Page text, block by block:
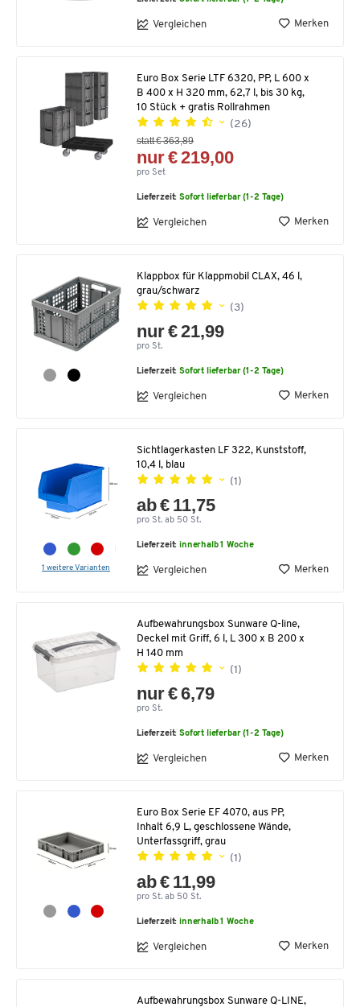
Vergleichen Merken
Euro Box Serie LTF 6320, PP, L 600 x
B 400 x H 320 mm, 62,7 l, bis 30 kg,
10 Stück + gratis Rollrahmen
(26)
statt € 363,89
nur € 219,00
pro Set
Lieferzeit:Sofort lieferbar (1-2 Tage)
Vergleichen Merken
Klappbox für Klappmobil CLAX, 46 l,
grau/schwarz
(3)
nur € 21,99
pro St.
Lieferzeit:Sofort lieferbar (1-2 Tage)
Vergleichen Merken
1 weitere Varianten
Sichtlagerkasten LF 322, Kunststoff,
10,4 l, blau
(1)
ab € 11,75
pro St. ab 50 St.
Lieferzeit:innerhalb 1 Woche
Vergleichen Merken
Aufbewahrungsbox Sunware Q-line,
Deckel mit Griff, 6 l, L 300 x B 200 x
H 140 mm
(1)
nur € 6,79
pro St.
Lieferzeit:Sofort lieferbar (1-2 Tage)
Vergleichen Merken
Euro Box Serie EF 4070, aus PP,
Inhalt 6,9 L, geschlossene Wände,
Unterfassgriff, grau
(1)
ab € 11,99
pro St. ab 50 St.
Lieferzeit:innerhalb 1 Woche
Vergleichen Merken
Aufbewahrungsbox Sunware Q-LINE,